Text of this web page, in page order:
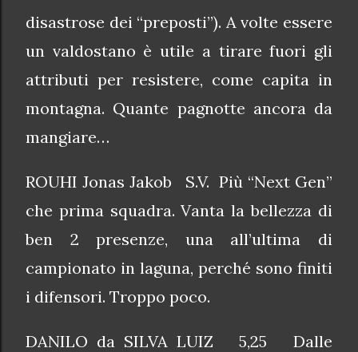
disastrose dei “preposti”). A volte essere
un valdostano è utile a tirare fuori gli
attributi per resistere, come capita in
montagna. Quante pagnotte ancora da
mangiare…
ROUHI Jonas Jakob S.V. Più “Next Gen”
che prima squadra. Vanta la bellezza di
ben 2 presenze, una all’ultima di
campionato in laguna, perché sono finiti
i difensori. Troppo poco.
DANILO da SILVA LUIZ 5,25 Dalle